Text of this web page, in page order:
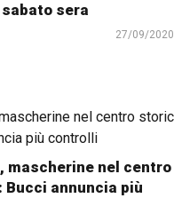
sera
27/09/2020
mascherine nel centro
Bucci annuncia più